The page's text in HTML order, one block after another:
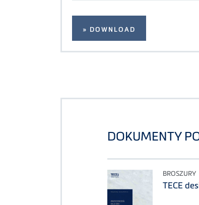
» DOWNLOAD
DOKUMENTY
BROSZURY
TECE